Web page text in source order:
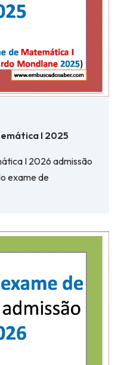
I 2025
I 2026 admissão
exame de